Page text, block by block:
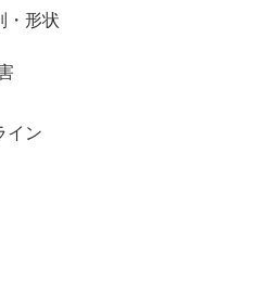
・形状
イン